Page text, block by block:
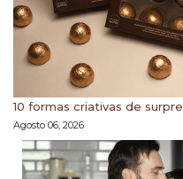
10 formas criativas de
Agosto 06, 2026